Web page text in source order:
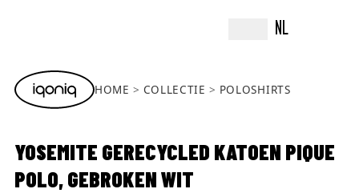
NL
HOME COLLECTIE POLOSHIRTS
YOSEMITE GERECYCLED KATOEN PIQUE
POLO, GEBROKEN WIT